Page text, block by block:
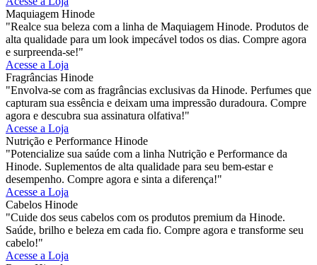
Maquiagem Hinode
"Realce sua beleza com a linha de Maquiagem Hinode. Produtos de
alta qualidade para um look impecável todos os dias. Compre agora
e surpreenda-se!"
Acesse a Loja
Fragrâncias Hinode
"Envolva-se com as fragrâncias exclusivas da Hinode. Perfumes que
capturam sua essência e deixam uma impressão duradoura. Compre
agora e descubra sua assinatura olfativa!"
Acesse a Loja
Nutrição e Performance Hinode
"Potencialize sua saúde com a linha Nutrição e Performance da
Hinode. Suplementos de alta qualidade para seu bem-estar e
desempenho. Compre agora e sinta a diferença!"
Acesse a Loja
Cabelos Hinode
"Cuide dos seus cabelos com os produtos premium da Hinode.
Saúde, brilho e beleza em cada fio. Compre agora e transforme seu
cabelo!"
Acesse a Loja